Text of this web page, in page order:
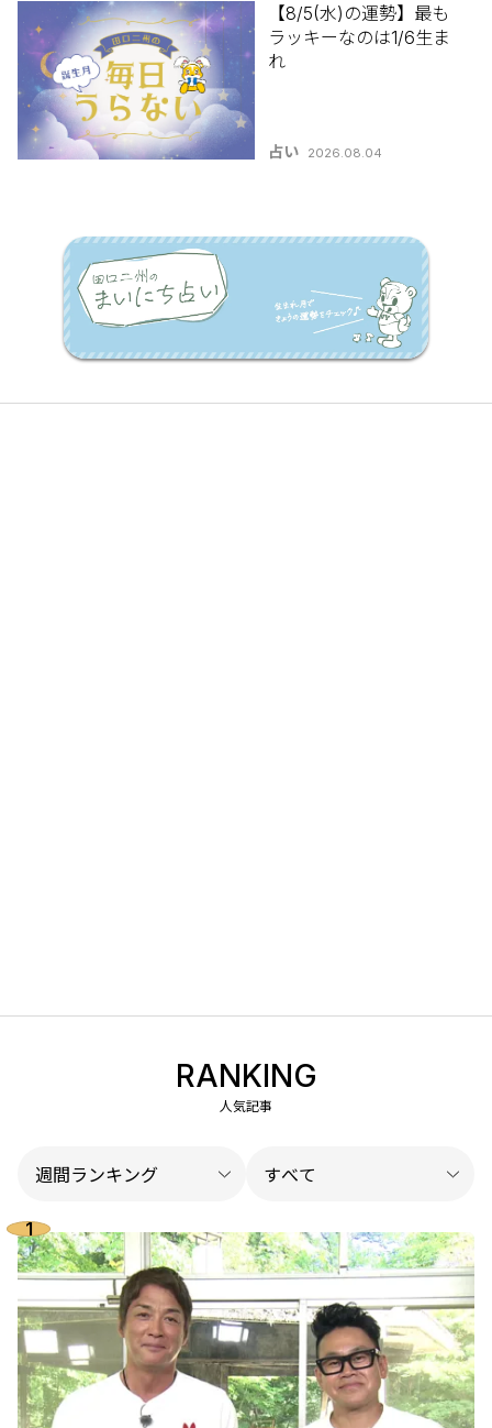
【8/5(水)の運勢】最も
ラッキーなのは1/6生ま
れ
占い 2026.08.04
RANKING
人気記事